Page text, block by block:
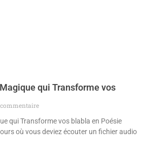
qui Transforme vos
qui Transforme vos blabla en Poésie
où vous deviez écouter un fichier audio